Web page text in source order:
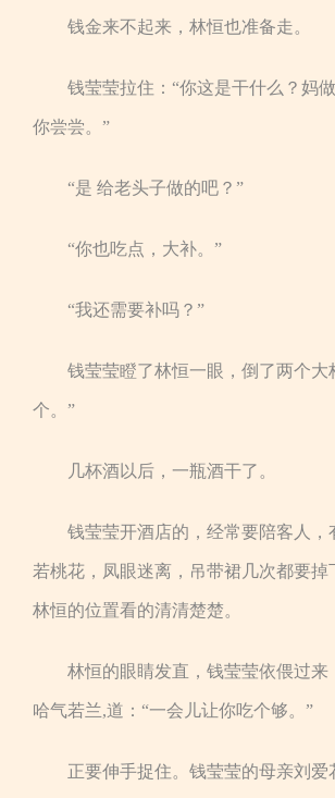
钱金来不起来，林恒也准备走。
钱莹莹拉住：“你这是干什么？妈
你尝尝。”
“是 给老头子做的吧？”
“你也吃点，大补。”
“我还需要补吗？”
钱莹莹瞪了林恒一眼，倒了两个大
个。”
几杯酒以后，一瓶酒干了。
钱莹莹开酒店的，经常要陪客人，
若桃花，凤眼迷离，吊带裙几次都要掉
林恒的位置看的清清楚楚。
林恒的眼睛发直，钱莹莹依偎过来
哈气若兰,道：“一会儿让你吃个够。”
正要伸手捉住。钱莹莹的母亲刘爱